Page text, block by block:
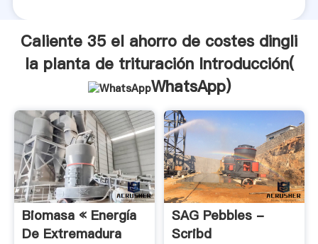
Caliente 35 el ahorro de costes dingli
la planta de trituración Introducción(
WhatsApp)
Biomasa « Energía
De Extremadura
SAG Pebbles -
Scribd